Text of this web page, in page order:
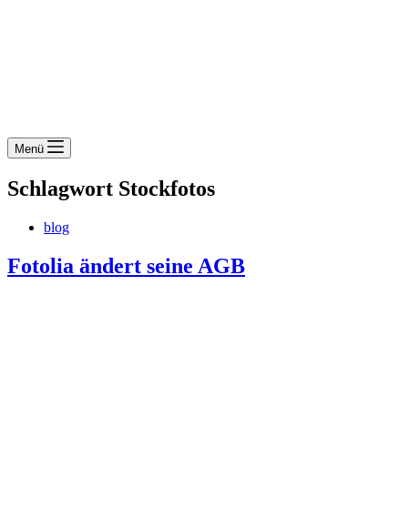
Menü
Schlagwort Stockfotos
blog
Fotolia ändert seine AGB